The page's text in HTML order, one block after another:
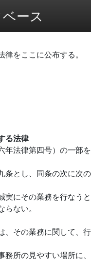
ース
をここに公布する。
る法律
法律第四号）の一部を
とし、同条の次に次の
実にその業務を行なう
ない。
、その業務に関して、
務所の見やすい場所に